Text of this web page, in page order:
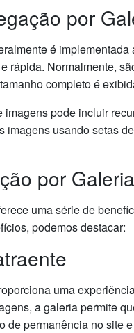
por
é
rápida. Normalmente,
completo é
pode incluir
imagens usando setas
por
uma série de
podemos destacar:
uma
a galeria permite
de permanência no site